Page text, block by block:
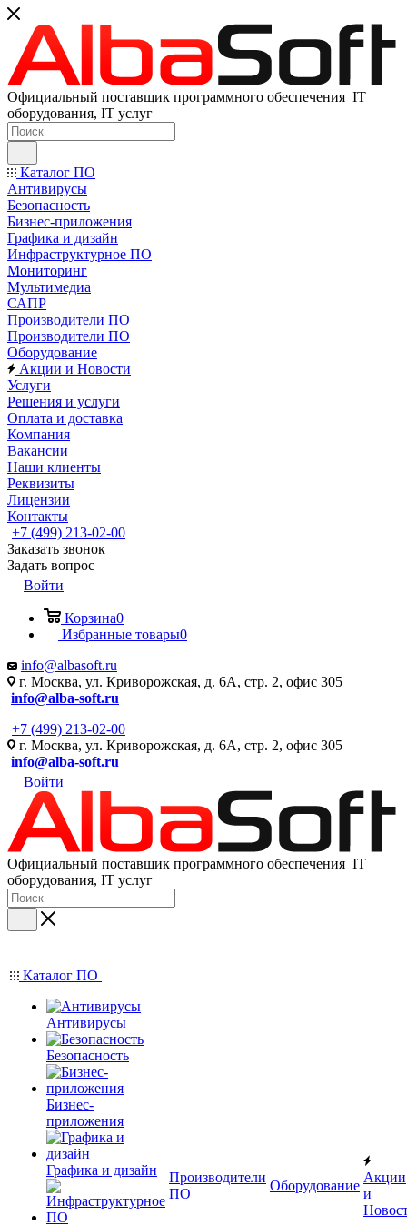
Официальный поставщик программного обеспечения IT
оборудования, IT услуг
Каталог ПО
Антивирусы
Безопасность
Бизнес-приложения
Графика и дизайн
Инфраструктурное ПО
Мониторинг
Мультимедиа
САПР
Производители ПО
Производители ПО
Оборудование
Акции и Новости
Услуги
Решения и услуги
Оплата и доставка
Компания
Вакансии
Наши клиенты
Реквизиты
Лицензии
Контакты
+7 (499) 213-02-00
Заказать звонок
Задать вопрос
Войти
Корзина0
Избранные товары0
info@albasoft.ru
г. Москва, ул. Криворожская, д. 6А, стр. 2, офис 305
info@alba-soft.ru
+7 (499) 213-02-00
г. Москва, ул. Криворожская, д. 6А, стр. 2, офис 305
info@alba-soft.ru
Войти
Официальный поставщик программного обеспечения IT
оборудования, IT услуг
Каталог ПО
Антивирусы
Безопасность
Бизнес-
приложения
Графика и дизайн
Производители
ПО
Оборудование
Акции
и